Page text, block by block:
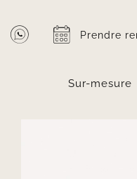
au
contenu
Prendre
Sur-mesure